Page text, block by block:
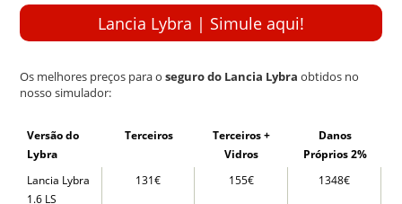
Lancia Lybra | Simule aqui!
Os melhores preços para oseguro do Lancia Lybra obtidos no
nosso simulador:
Versão do
Lybra
Terceiros
Terceiros +
Vidros
Danos
Próprios 2%
Lancia Lybra
1.6 LS
131€ 155€ 1348€